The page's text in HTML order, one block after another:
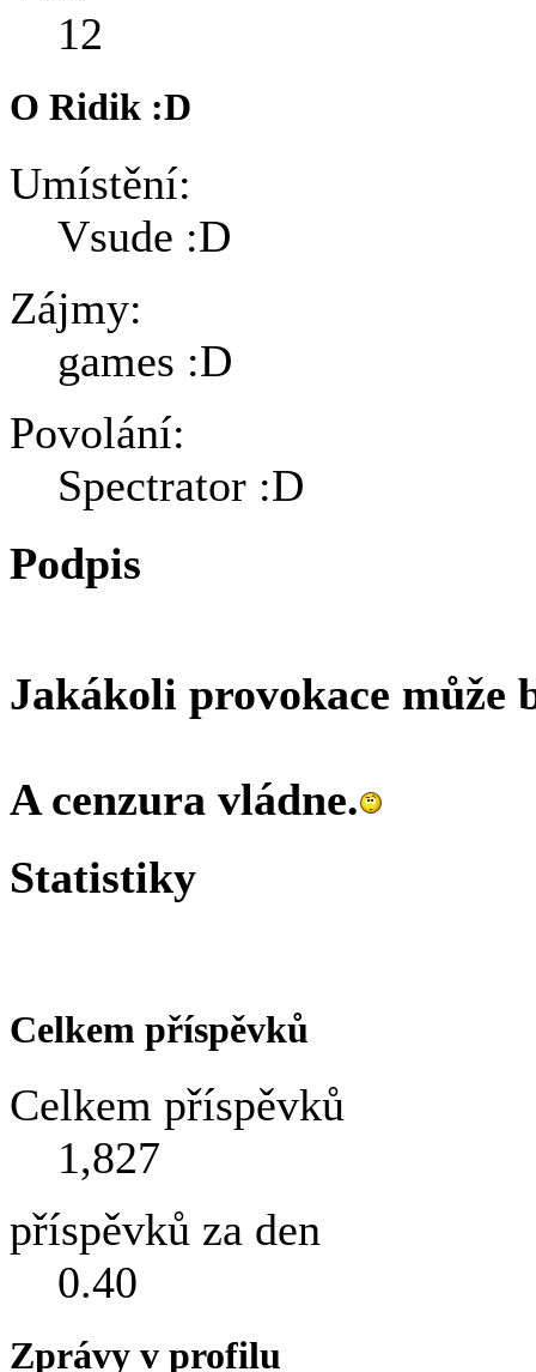
12
O Ridik :D
Umístění:
Vsude :D
Zájmy:
games :D
Povolání:
Spectrator :D
Podpis
Jakákoli provokace může
A cenzura vládne.
Statistiky
Celkem příspěvků
Celkem příspěvků
1,827
příspěvků za den
0.40
Zprávy v profilu